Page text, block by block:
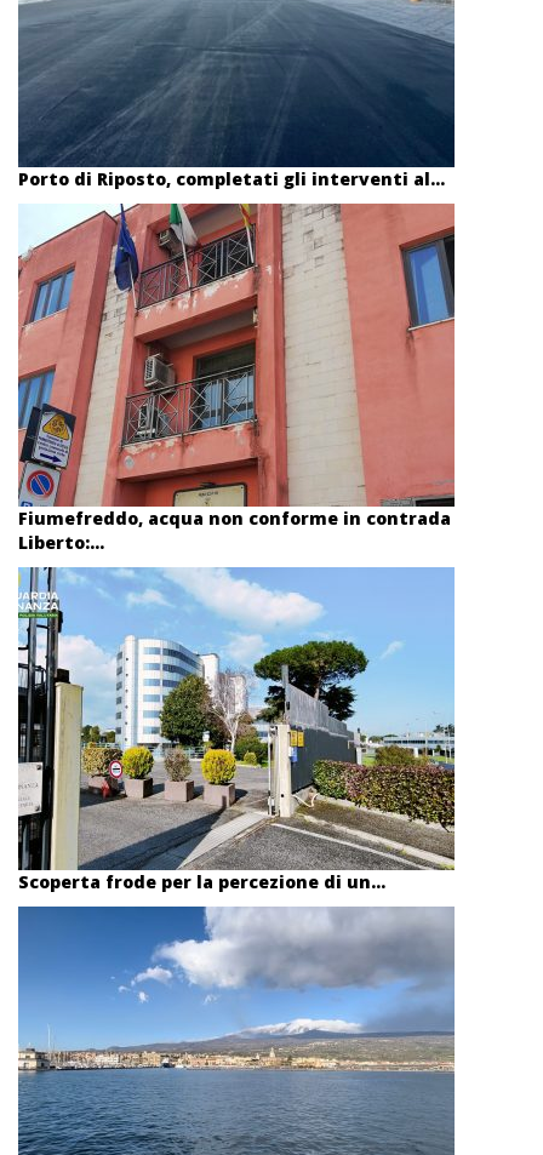
Porto di Riposto, completati gli interventi al...
Fiumefreddo, acqua non conforme in contrada
Liberto:...
Scoperta frode per la percezione di un...